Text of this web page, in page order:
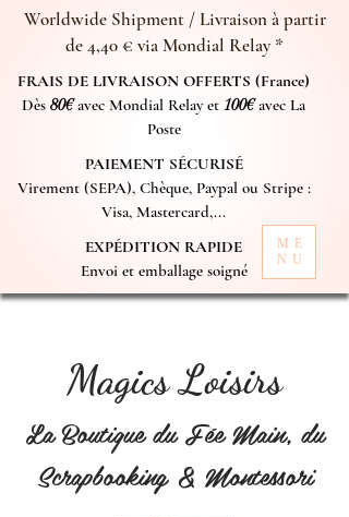
Worldwide Shipment / Livraison à partir
de 4,40 € via Mondial Relay *
FRAIS DE LIVRAISON OFFERTS (France)
Dès 80€avec Mondial Relay et 100€avec La
Poste
PAIEMENT SÉCURISÉ
Virement (SEPA), Chèque, Paypal ou Stripe :
Visa, Mastercard,...
EXPÉDITION RAPIDE
Envoi et emballage soigné
ME
NU
Magics Loisirs
La Boutique du Fée Main, du
Scrapbooking & Montessori